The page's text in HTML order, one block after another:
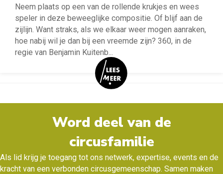
Neem plaats op een van de rollende krukjes en wees
speler in deze beweeglijke compositie. Of blijf aan de
zijlijn. Want straks, als we elkaar weer mogen aanraken,
hoe nabij wil je dan bij een vreemde zijn? 360, in de
regie van Benjamin Kuitenb
Word deel van de
circusfamilie
Als lid krijg je toegang tot ons netwerk, expertise, events en de
kracht van een verbonden circusgemeenschap. Samen maken